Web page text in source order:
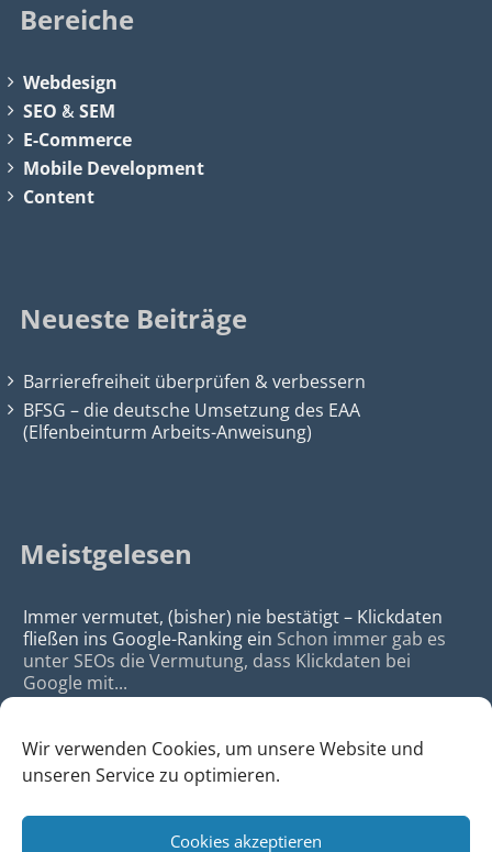
Wir verwenden Cookies, um unsere Website und
unseren Service zu optimieren.
Cookies akzeptieren
Bereiche
Webdesign
SEO &SEM
E-Commerce
Mobile Development
Content
Neueste Beiträge
Barrierefreiheit überprüfen & verbessern
BFSG – die deutsche Umsetzung des EAA
(Elfenbeinturm Arbeits-Anweisung)
Meistgelesen
Immer vermutet, (bisher) nie bestätigt – Klickdaten
fließen ins Google-Ranking ein Schon immer gab es
unter SEOs die Vermutung, dass Klickdaten bei
Google mit...